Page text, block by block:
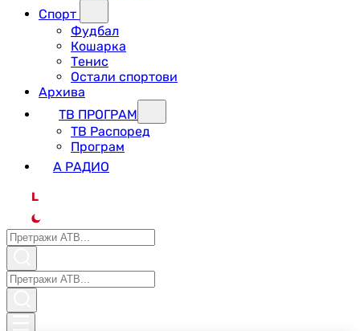
Спорт
Фудбал
Кошарка
Тенис
Остали спортови
Архива
ТВ ПРОГРАМ
ТВ Распоред
Програм
А РАДИО
L